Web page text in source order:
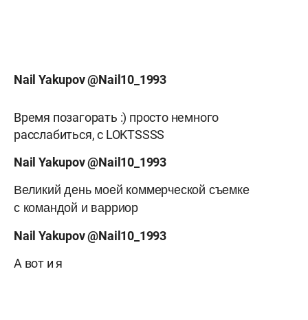
Nail Yakupov @Nail10_1993
Время позагорать :) просто немного
расслабиться, с LOKTSSSS
Nail Yakupov @Nail10_1993
Великий день моей коммерческой съемке
с командой и варриор
Nail Yakupov @Nail10_1993
А вот и я